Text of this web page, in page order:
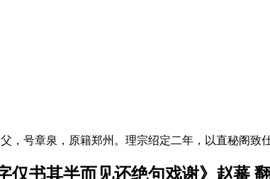
，号章泉，原籍郑州。理宗绍定二年，以直秘阁致
仅书其半而见还绝句戏谢》赵蕃